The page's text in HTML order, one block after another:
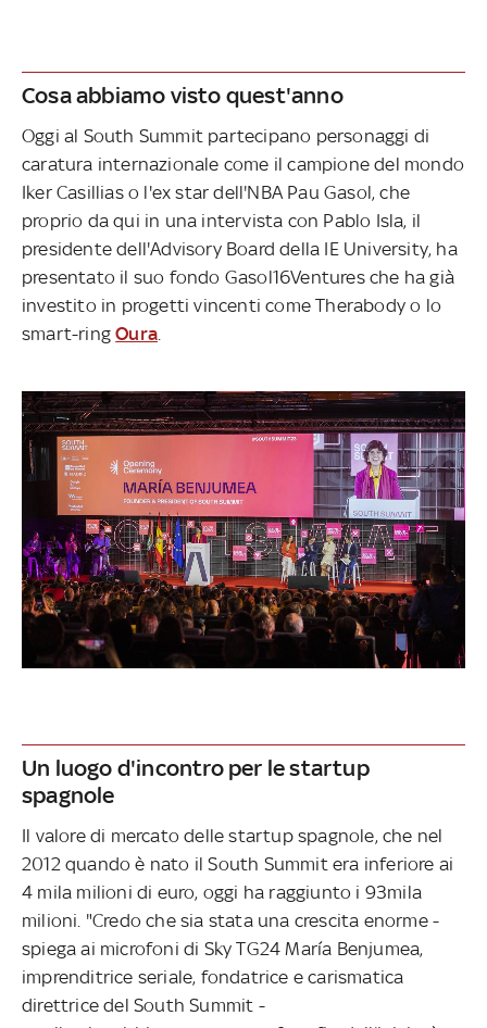
Cosa abbiamo visto quest'anno
Oggi al South Summit partecipano personaggi di
caratura internazionale come il campione del mondo
Iker Casillias o l'ex star dell'NBA Pau Gasol, che
proprio da qui in una intervista con Pablo Isla, il
presidente dell'Advisory Board della IE University, ha
presentato il suo fondo Gasol16Ventures che ha già
investito in progetti vincenti come Therabody o lo
smart-ringOura
Un luogo d'incontro per le startup
spagnole
Il valore di mercato delle startup spagnole, che nel
2012 quando è nato il South Summit era inferiore ai
4 mila milioni di euro, oggi ha raggiunto i 93mila
milioni. "Credo che sia stata una crescita enorme -
spiega ai microfoni di Sky TG24 María Benjumea,
imprenditrice seriale, fondatrice e carismatica
direttrice del South Summit -